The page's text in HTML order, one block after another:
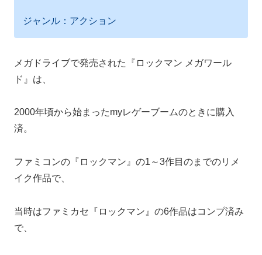
ジャンル：アクション
メガドライブで発売された『ロックマン メガワール
ド』は、
2000年頃から始まったmyレゲーブームのときに購入
済。
ファミコンの『ロックマン』の1～3作目のまでのリメ
イク作品で、
当時はファミカセ『ロックマン』の6作品はコンプ済み
で、